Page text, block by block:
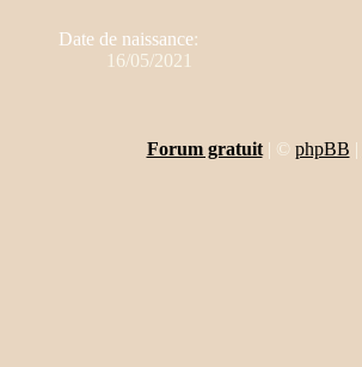
Date de naissance:
16/05/2021
Forum gratuit| © phpBB |